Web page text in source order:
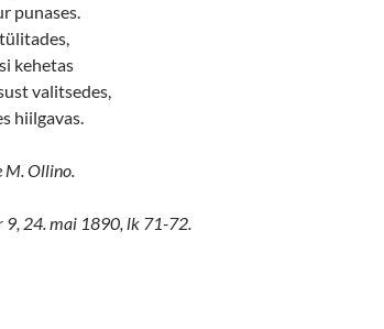
punases.
kehetas
valitsedes,
hiilgavas.
M. Ollino.
9, 24. mai 1890, lk 71-72.